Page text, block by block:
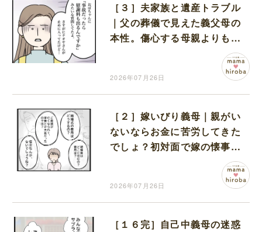
［３］夫家族と遺産トラブル
｜父の葬儀で見えた義父母の
本性。傷心する母親よりも遺
産を気にする姿に言葉を失う
2026年07月26日
［２］嫁いびり義母｜親がい
ないならお金に苦労してきた
でしょ？初対面で嫁の懐事情
2026年07月26日
［１６完］自己中義母の迷惑